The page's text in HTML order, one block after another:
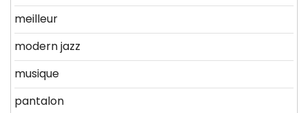
meilleur
modern jazz
musique
pantalon